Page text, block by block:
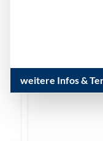
weitere Infos &